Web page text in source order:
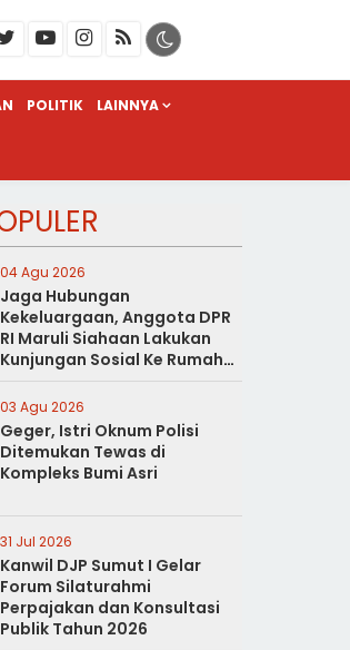
POLITIK LAINNYA
04 Agu 2026
Jaga Hubungan
Kekeluargaan, Anggota DPR
RI Maruli Siahaan Lakukan
Kunjungan Sosial Ke Rumah
Duka
03 Agu 2026
Geger, Istri Oknum Polisi
Ditemukan Tewas di
Kompleks Bumi Asri
31 Jul 2026
Kanwil DJP Sumut I Gelar
Forum Silaturahmi
Perpajakan dan Konsultasi
Publik Tahun 2026